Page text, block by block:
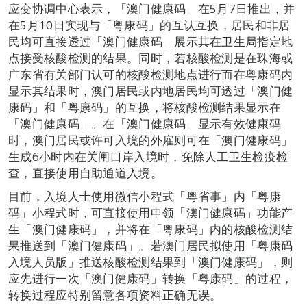
应变协调中心表示，「澳门健康码」在5月7日推出，并
在5月10日实现与「粤康码」的互认互换，居民和非居
民均可直接透过「澳门健康码」展示其在卫生局指定地
点接受核酸检测的结果。同时，若核酸检测是在珠海或
广东省有关部门认可的核酸检测地点进行而在粤康码内
显示其结果时，澳门居民或内地居民均可透过「澳门健
康码」和「粤康码」的互换，将核酸检测结果显示在
「澳门健康码」。在「澳门健康码」显示有效健康码
时，澳门居民或许可入境的外雇则可在「澳门健康码」
生成6小时内在关闸口岸入境时，免除人工卫生检疫检
查，直接使用自助通道入境。
目前，入境人士使用微信小程式「粤省事」内「粤康
码」小程式时，可直接使用申领「澳门健康码」功能产
生「澳门健康码」，并将在「粤康码」内的核酸检测结
果推送到「澳门健康码」。若澳门居民拟使用「粤康码
入境人员版」推送核酸检测结果到「澳门健康码」，则
应先进行一次「澳门健康码」转换「粤康码」的过程，
转换过程应特别留意各项资料正确无误。